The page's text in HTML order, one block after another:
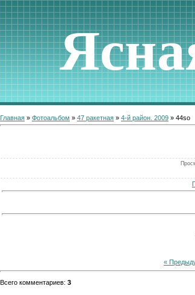
Главная » Фотоальбом » 47 ракетная » 4-й район. 2009 » 44so
«
Всего комментариев: 3